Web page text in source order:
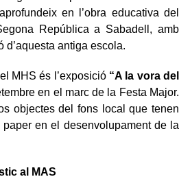
en l’obra educativa del
República a Sabadell, amb
d’aquesta antiga escola.
MHS és l’exposició “A la vora del
en el marc de la Festa Major.
objectes del fons local que tenen
en el desenvolupament de la
al MAS